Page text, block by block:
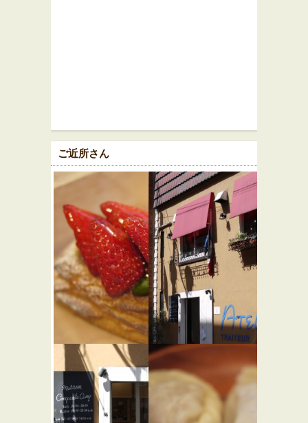
ご近所さん
ブーラン
ジェリー
メゾン サ
ンカント